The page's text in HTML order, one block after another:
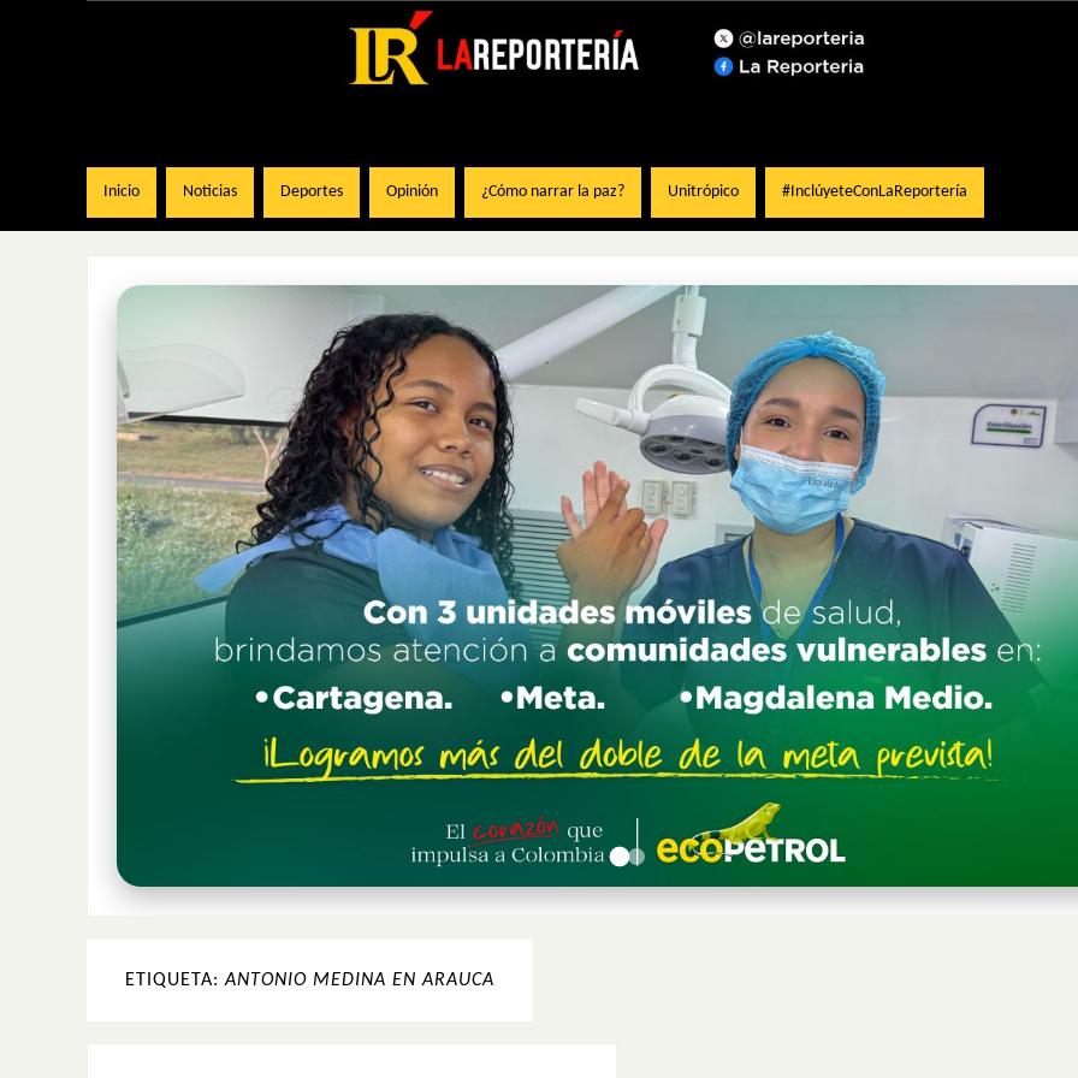
Inicio Noticias Deportes Opinión ¿Cómo narrar la paz? Unitrópico #InclúyeteConLaReportería
ETIQUETA:ANTONIO MEDINA EN ARAUCA